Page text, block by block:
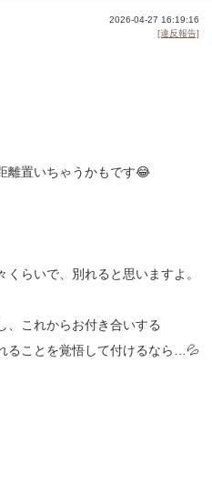
2026-04-27 16:19:16
[違反報告]
離置いちゃうかもです😂
らいで、別れると思いますよ。
、これからお付き合いする
ることを覚悟して付けるなら…💦